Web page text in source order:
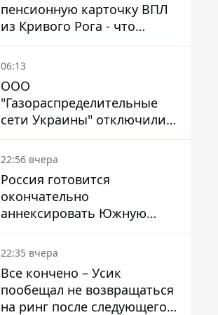
пенсионную карточку ВПЛ
из Кривого Рога - что
решил суд
06:13
ООО
"Газораспределительные
сети Украины" отключили
львовянке газ - что решил
суд
22:56 вчера
Россия готовится
окончательно
аннексировать Южную
Осетию – страны НАТО
обеспокоены
22:35 вчера
Все кончено – Усик
пообещал не возвращаться
на ринг после следующего